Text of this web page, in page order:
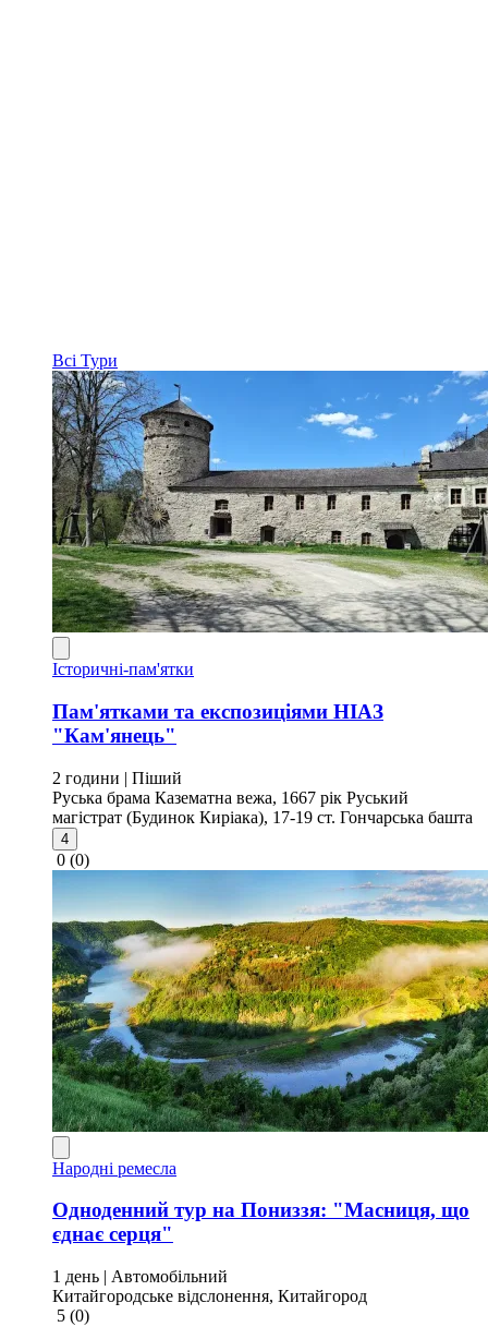
Всі Тури
Історичні-пам'ятки
Пам'ятками та експозиціями НІАЗ
"Кам'янець"
2 години | Піший
Руська брама Казематна вежа, 1667 рік Руський
магістрат (Будинок Киріака), 17-19 ст. Гончарська башта
4
0 (0)
Народні ремесла
Одноденний тур на Пониззя: "Масниця, що
єднає серця"
1 день | Автомобільний
Китайгородське відслонення, Китайгород
5 (0)